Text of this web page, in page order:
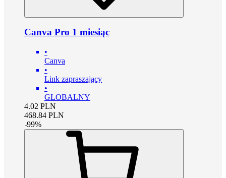
Canva Pro 1 miesiąc
•
Canva
•
Link zapraszający
•
GLOBALNY
4.02 PLN
468.84 PLN
-99%